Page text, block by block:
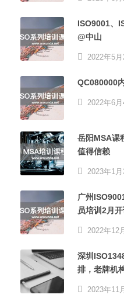
ISO9001、
@中山
2022年5月
QC080000
2022年6月
岳阳MSA课
值得信赖
2023年1月
广州
员培训2月
2022年12
深圳
排，老牌机
2023年11